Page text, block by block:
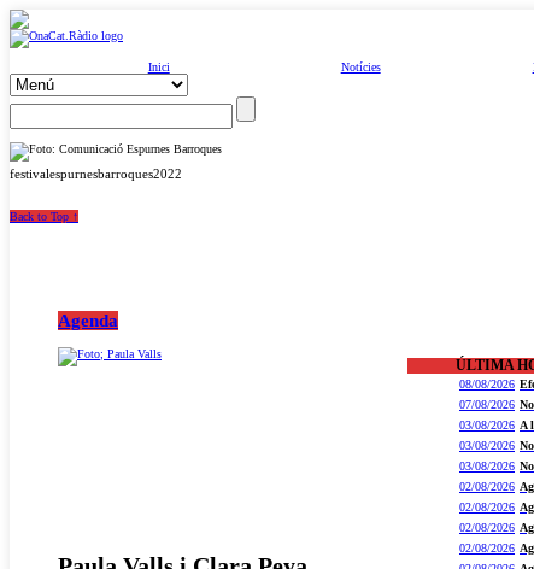
Inici Notícies
festivalespurnesbarroques2022
Back to Top ↑
Agenda
ÚLTIMA
08/08/2026
07/08/2026
03/08/2026 A
03/08/2026
03/08/2026
02/08/2026
02/08/2026
02/08/2026
02/08/2026